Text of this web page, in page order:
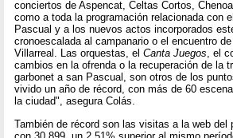
conciertos de Aspencat, Celtas Cortos,
como a toda la programación relacionada con
Pascual y a los nuevos actos incorporados
cronoescalada al campanario o el encuentro
Villarreal. Las orquestas, elCanta Juegos, el
cambios en la ofrenda o la recuperación de la
garbonet a san Pascual, son otros de los
vivido un año de récord, con más de 60
la ciudad", asegura Colás.
También de récord son las visitas a la web del